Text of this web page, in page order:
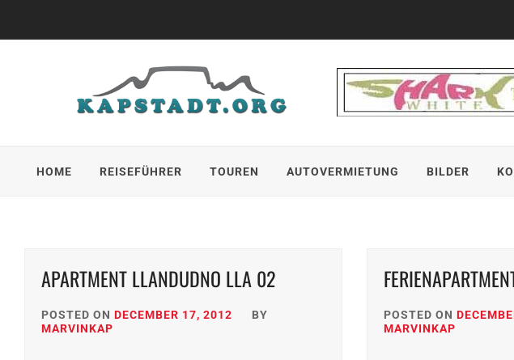
HOME REISEFÜHRER TOUREN AUTOVERMIETUNG BILDER
APARTMENT LLANDUDNO LLA 02
POSTED ON DECEMBER 17, 2012
BY
MARVINKAP
POSTED ON
MARVINKAP